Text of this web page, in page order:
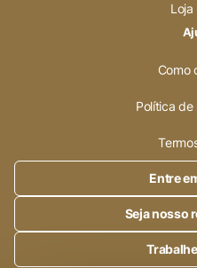
Loja
Como
Política
Entre
Seja nosso